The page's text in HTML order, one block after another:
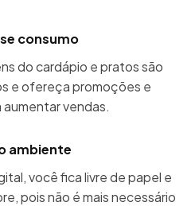
consumo
do cardápio e pratos são
e ofereça promoções e
vendas.
ambiente
você fica livre de papel e
pois não é mais necessário